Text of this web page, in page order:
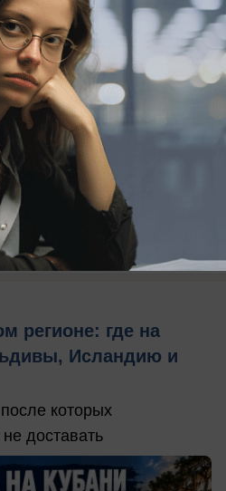
регионе: где на
Исландию и
которых
доставать